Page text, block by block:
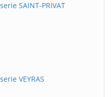
SAINT-PRIVAT
VEYRAS